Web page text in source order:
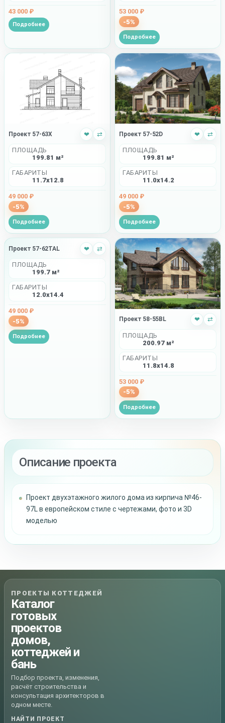
43 000 ₽
Подробнее
53 000 ₽
-5%
Подробнее
Проект 57-63X ❤ ⇄
ПЛОЩАДЬ
199.81 м²
ГАБАРИТЫ
11.7x12.8
49 000 ₽
-5%
Подробнее
Проект 57-52D ❤ ⇄
ПЛОЩАДЬ
199.81 м²
ГАБАРИТЫ
11.0x14.2
49 000 ₽
-5%
Подробнее
Проект 57-62TAL ❤ ⇄
ПЛОЩАДЬ
199.7 м²
ГАБАРИТЫ
12.0x14.4
49 000 ₽
-5%
Подробнее
Проект 58-55BL ❤ ⇄
ПЛОЩАДЬ
200.97 м²
ГАБАРИТЫ
11.8x14.8
53 000 ₽
-5%
Подробнее
Описание проекта
Проект двухэтажного жилого дома из кирпича №46-
97L в европейском стиле с чертежами, фото и 3D
моделью
ПРОЕКТЫ КОТТЕДЖЕЙ
Каталог
готовых
проектов
домов,
коттеджей и
бань
Подбор проекта, изменения,
расчёт строительства и
консультация архитекторов в
одном месте.
НАЙТИ ПРОЕКТ